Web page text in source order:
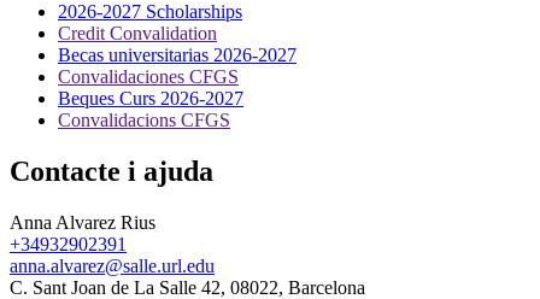
2026-2027 Scholarships
Credit Convalidation
Becas universitarias 2026-2027
Convalidaciones CFGS
Beques Curs 2026-2027
Convalidacions CFGS
Contacte i ajuda
Anna Alvarez Rius
+34932902391
anna.alvarez@salle.url.edu
C. Sant Joan de La Salle 42, 08022, Barcelona